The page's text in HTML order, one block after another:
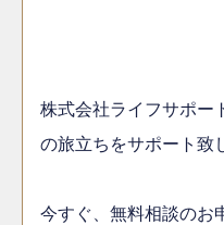
株式会社ライフサポー
の旅立ちをサポート致
今すぐ、無料相談のお